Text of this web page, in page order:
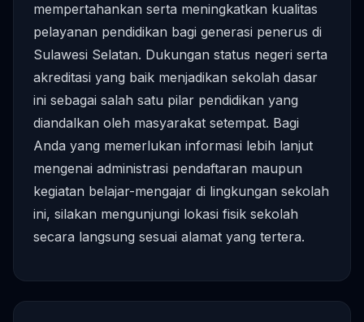
mempertahankan serta meningkatkan kualitas
pelayanan pendidikan bagi generasi penerus di
Sulawesi Selatan. Dukungan status negeri serta
akreditasi yang baik menjadikan sekolah dasar
ini sebagai salah satu pilar pendidikan yang
diandalkan oleh masyarakat setempat. Bagi
Anda yang memerlukan informasi lebih lanjut
mengenai administrasi pendaftaran maupun
kegiatan belajar-mengajar di lingkungan sekolah
ini, silakan mengunjungi lokasi fisik sekolah
secara langsung sesuai alamat yang tertera.